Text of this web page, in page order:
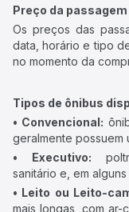
Preço da passagem
Os preços das
data, horário e tipo
no momento da
Tipos de ônibus
• Convencional:
geralmente possuem
• Executivo:
sanitário e, em
• Leito ou Leito-
mais longas, com ar-